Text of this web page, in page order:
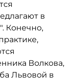
в
Конечно,
Волкова,
Львовой в